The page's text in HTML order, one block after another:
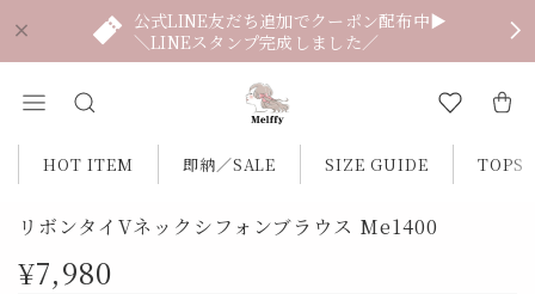
公式LINE友だち追加でクーポン配布中▶
＼LINEスタンプ完成しました／
HOT ITEM 即納／SALE SIZE GUIDE TOPS
リボンタイVネックシフォンブラウス Me1400
¥7,980